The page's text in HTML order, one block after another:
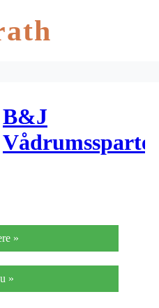
B&J
Vådrumsspartel
»
»